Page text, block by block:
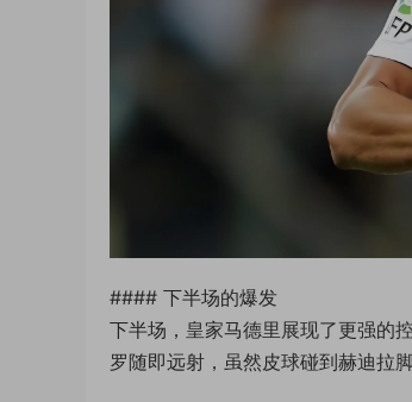
#### 下半场的爆发
下半场，皇家马德里展现了更强的
罗随即远射，虽然皮球碰到赫迪拉